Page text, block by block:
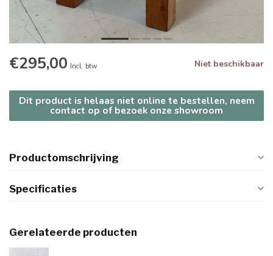
€295,00 Incl. btw Niet beschikbaar
Dit product is helaas niet online te bestellen, neem
contact op of bezoek onze showroom
Productomschrijving
Specificaties
Gerelateerde producten